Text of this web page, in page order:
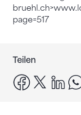
page=517
Teilen
facebook
x